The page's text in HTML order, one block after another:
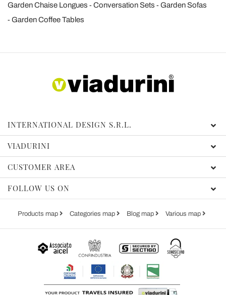
Garden Chaise Longues Conversation Sets
Garden Sofas
Garden Coffee Tables
INTERNATIONAL DESIGN S.R.L.
VIADURINI
CUSTOMER AREA
FOLLOW US ON
Products map Categories map Blog map Various map